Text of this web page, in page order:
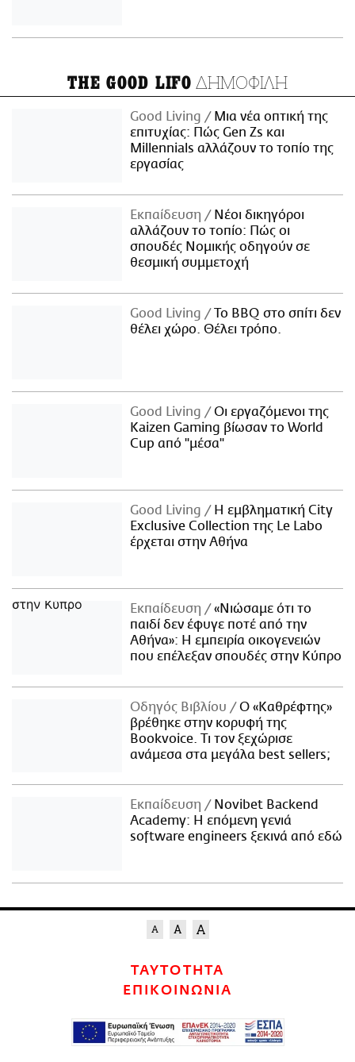
THE GOOD LIFO ΔΗΜΟΦΙΛΗ
Good Living
Μια νέα οπτική της
επιτυχίας: Πώς Gen Zs και
Millennials αλλάζουν το τοπίο της
εργασίας
Εκπαίδευση
Νέοι δικηγόροι
αλλάζουν το τοπίο: Πώς οι
σπουδές Νομικής οδηγούν σε
θεσμική συμμετοχή
Good Living
Το BBQ στο σπίτι δεν
θέλει χώρο. Θέλει τρόπο.
Good Living
Οι εργαζόμενοι της
Kaizen Gaming βίωσαν το World
Cup από "μέσα"
Good Living
Η εμβληματική City
Exclusive Collection της Le Labo
έρχεται στην Αθήνα
Εκπαίδευση
«Νιώσαμε ότι το
παιδί δεν έφυγε ποτέ από την
Αθήνα»: Η εμπειρία οικογενειών
που επέλεξαν σπουδές στην Κύπρο
Οδηγός Βιβλίου
Ο «Καθρέφτης»
βρέθηκε στην κορυφή της
Bookvoice. Τι τον ξεχώρισε
ανάμεσα στα μεγάλα best sellers;
Εκπαίδευση
Novibet Backend
Academy: Η επόμενη γενιά
software engineers ξεκινά από εδώ
ΤΑΥΤΟΤΗΤΑ
ΕΠΙΚΟΙΝΩΝΙΑ